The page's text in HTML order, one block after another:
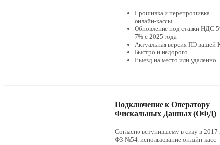
Прошивка и перепрошивка
онлайн-кассы
Обновление под ставки НДС
7% с 2025 года
Актуальная версия ПО вашей
Быстро и недорого
Выезд на место или удаленно
Подключение к Оператору
Фискальных Данных (ОФД)
Согласно вступившему в силу в 2017
ФЗ №54, использование онлайн-касс